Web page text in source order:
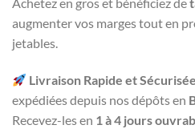
augmenter vos marges tout en
jetables.
Livraison Rapide et Sécurisée
expédiées depuis nos dépôts en
Recevez-les en 1 à 4 jours